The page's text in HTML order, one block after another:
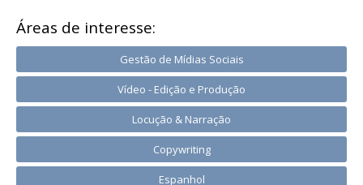
Áreas de interesse:
Gestão de Mídias Sociais
Vídeo - Edição e Produção
Locução & Narração
Copywriting
Espanhol